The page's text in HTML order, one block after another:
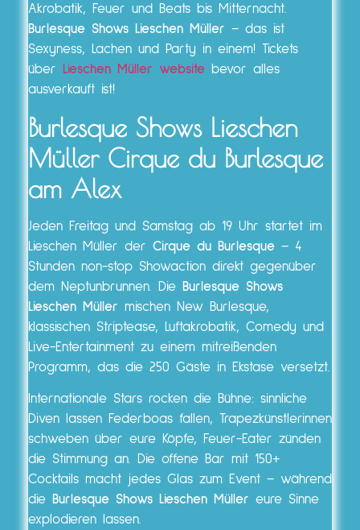
Akrobatik, Feuer und Beats bis Mitternacht.
Burlesque Shows Lieschen Müller – das ist
Sexyness, Lachen und Party in einem! Tickets
über
Lieschen Müller website bevor alles
ausverkauft ist!
Burlesque Shows Lieschen
MüllerCirque du Burlesque
am Alex
Jeden Freitag und Samstag ab 19 Uhr startet im
Lieschen Müller der Cirque du Burlesque – 4
Stunden non-stop Showaction direkt gegenüber
dem Neptunbrunnen. Die Burlesque Shows
Lieschen Müller mischen New Burlesque,
klassischen Striptease, Luftakrobatik, Comedy und
Live-Entertainment zu einem mitreißenden
Programm, das die 250 Gäste in Ekstase versetzt.
Internationale Stars rocken die Bühne: sinnliche
Diven lassen Federboas fallen, Trapezkünstlerinnen
schweben über eure Köpfe, Feuer-Eater zünden
die Stimmung an. Die offene Bar mit 150+
Cocktails macht jedes Glas zum Event – während
die Burlesque Shows Lieschen Müller eure Sinne
explodieren lassen.